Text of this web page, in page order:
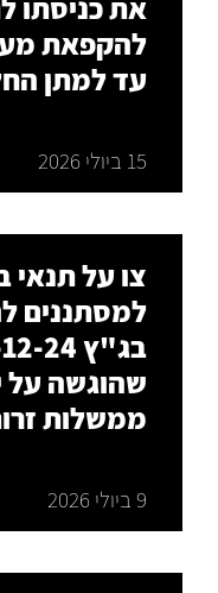
להקפאת
עד למתן
15 ביולי 2026
צו על
למסתננים
שהוגשה על
ממשלות
9 ביולי 2026